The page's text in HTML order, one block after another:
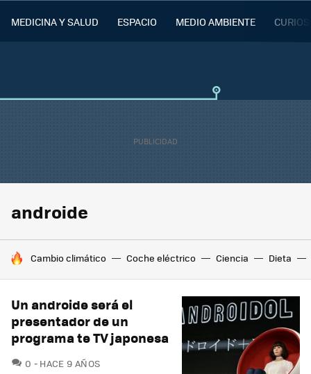
MEDICINA Y SALUD ESPACIO MEDIO AMBIENTE
androide
HOY SE HABLA DE
Cambio climático Coche eléctrico Ciencia Dieta
Un androide será el
presentador de un
programa te TV japonesa
0 COMENTARIOS
HACE 9 AÑOS